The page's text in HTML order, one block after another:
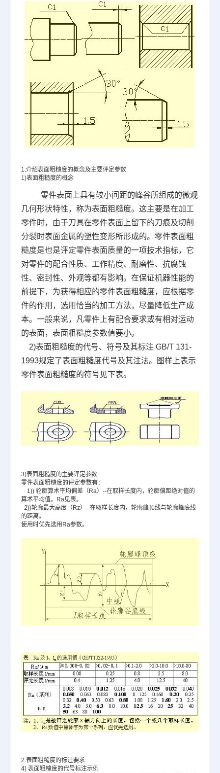
1.介绍表面粗糙度的概念及主要评定参数
1)表面粗糙度的概念
零件表面上具有较小间距的峰谷所组成的微观
几何形状特性，称为表面粗糙度。这主要是在加工
零件时，由于刀具在零件表面上留下的刀痕及切削
分裂时表面金属的塑性变形所形成的。零件表面粗
糙度是也是评定零件表面质量的一项技术指标，它
对零件的配合性质、工作精度、耐磨性、抗腐蚀
性、密封性、外观等都有影响。在保证机器性能的
前提下，为获得相应的零件表面粗糙度，应根据零
件的作用，选用恰当的加工方法，尽量降低生产成
本。一般来说，凡零件上有配合要求或有相对运动
的表面，表面粗糙度参数值要小。
2)表面粗糙度的代号、符号及其标注 GB/T 131-
1993规定了表面粗糙度代号及其注法。图样上表示
零件表面粗糙度的符号见下表。
3)表面粗糙度的主要评定参数
零件表面粗糙度的评定参数有：
1)) 轮廓算术平均偏差（Ra） --在取样长度内，轮廓偏距绝对值的
算术平均值。
Ra见表。
2))轮廓最大高度（Rz） --在取样长度内，轮廓峰顶线与轮廓峰底线
的距离。
使用时优先选用 Ra参数。
2.表面粗糙度的标注要求
4) 表面粗糙度的代号标注示例